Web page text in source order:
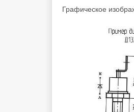
Графическое